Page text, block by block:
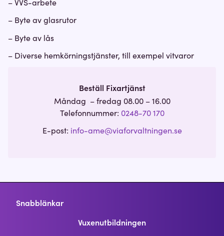
– VVS-arbete
– Byte av glasrutor
– Byte av lås
– Diverse hemkörningstjänster, till exempel vitvaror
Beställ Fixartjänst
Måndag – fredag 08.00 – 16.00
Telefonnummer: 0248-70 170
E-post: info-ame@viaforvaltningen.se
Snabblänkar
Vuxenutbildningen